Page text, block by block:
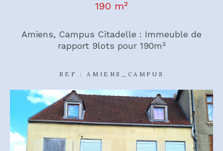
190 m²
Amiens, Campus Citadelle : Immeuble de
rapport 9lots pour 190m²
REF : AMIENS_CAMPUS